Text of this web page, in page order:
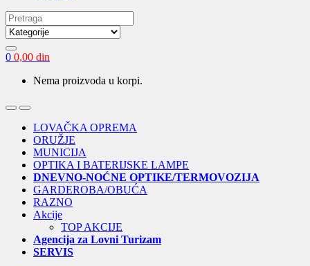
Search
for:
0 0,00 din
Nema proizvoda u korpi.
OpenClose
LOVAČKA OPREMA
ORUŽJE
MUNICIJA
OPTIKA I BATERIJSKE LAMPE
DNEVNO-NOĆNE OPTIKE/TERMOVOZIJA
GARDEROBA/OBUĆA
RAZNO
Akcije
TOP AKCIJE
Agencija za Lovni Turizam
SERVIS